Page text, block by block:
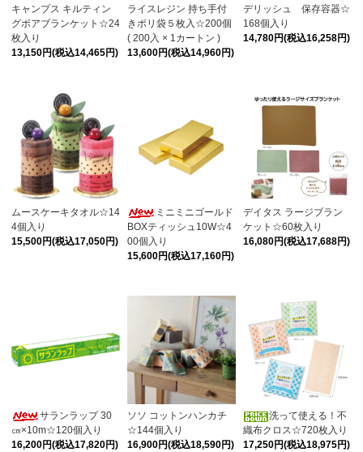
キャンプス キルティン
グボアブランケット☆24
枚入り
13,150円(税込14,465円)
ライスレジン 持ち手付
きポリ袋５枚入☆200個
( 200入 × 1カートン )
13,600円(税込14,960円)
デリッシュ 保存容器☆
168個入り
14,780円(税込16,258円)
ムースケーキタオル☆14
4個入り
15,500円(税込17,050円)
ミニミニゴールド
BOXティッシュ10W☆4
00個入り
15,600円(税込17,160円)
デイタス ラージブラン
ケット☆60枚入り
16,080円(税込17,688円)
サランラップ 30
㎝×10m☆120個入り
16,200円(税込17,820円)
ソソ コットンハンカチ
☆144個入り
16,900円(税込18,590円)
洗って使える！不
織布クロス☆720枚入り
17,250円(税込18,975円)